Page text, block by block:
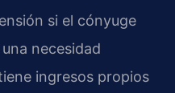
si el cónyuge
necesidad
ingresos propios